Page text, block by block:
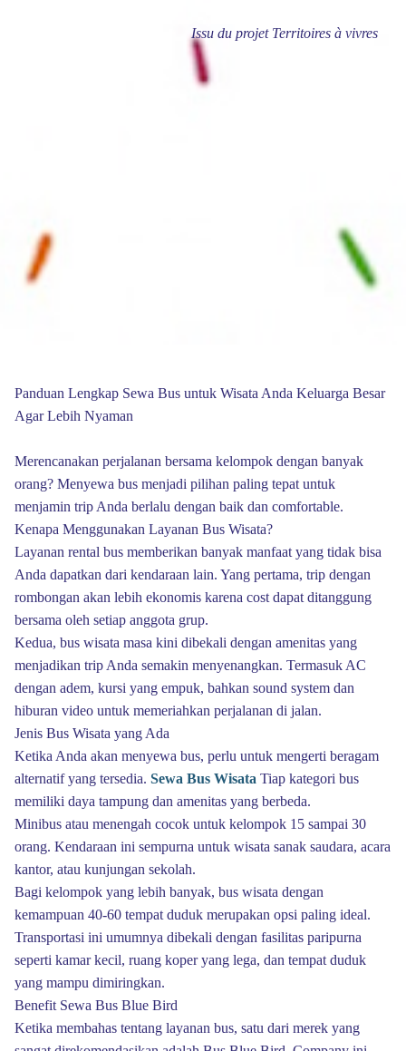
Issu du projet Territoires à vivres
Panduan Lengkap Sewa Bus untuk Wisata Anda Keluarga Besar
Agar Lebih Nyaman
Merencanakan perjalanan bersama kelompok dengan banyak
orang? Menyewa bus menjadi pilihan paling tepat untuk
menjamin trip Anda berlalu dengan baik dan comfortable.
Kenapa Menggunakan Layanan Bus Wisata?
Layanan rental bus memberikan banyak manfaat yang tidak bisa
Anda dapatkan dari kendaraan lain. Yang pertama, trip dengan
rombongan akan lebih ekonomis karena cost dapat ditanggung
bersama oleh setiap anggota grup.
Kedua, bus wisata masa kini dibekali dengan amenitas yang
menjadikan trip Anda semakin menyenangkan. Termasuk AC
dengan adem, kursi yang empuk, bahkan sound system dan
hiburan video untuk memeriahkan perjalanan di jalan.
Jenis Bus Wisata yang Ada
Ketika Anda akan menyewa bus, perlu untuk mengerti beragam
alternatif yang tersedia. Sewa Bus Wisata Tiap kategori bus
memiliki daya tampung dan amenitas yang berbeda.
Minibus atau menengah cocok untuk kelompok 15 sampai 30
orang. Kendaraan ini sempurna untuk wisata sanak saudara, acara
kantor, atau kunjungan sekolah.
Bagi kelompok yang lebih banyak, bus wisata dengan
kemampuan 40-60 tempat duduk merupakan opsi paling ideal.
Transportasi ini umumnya dibekali dengan fasilitas paripurna
seperti kamar kecil, ruang koper yang lega, dan tempat duduk
yang mampu dimiringkan.
Benefit Sewa Bus Blue Bird
Ketika membahas tentang layanan bus, satu dari merek yang